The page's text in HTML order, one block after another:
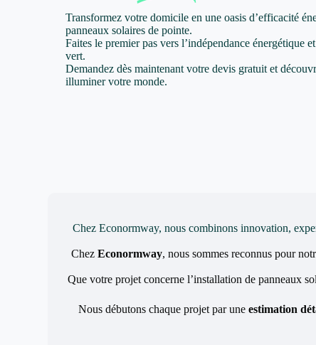
Transformez votre domicile en une oasis d’efficacité
panneaux solaires de pointe.
Faites le premier pas vers l’indépendance énergétique
vert.
Demandez dès maintenant votre devis gratuit et
illuminer votre monde.
Chez Econormway, nous combinons innovation,
Chez Econormway, nous sommes reconnus pour
Que votre projet concerne l’installation de panneaux
Nous débutons chaque projet par une estimation